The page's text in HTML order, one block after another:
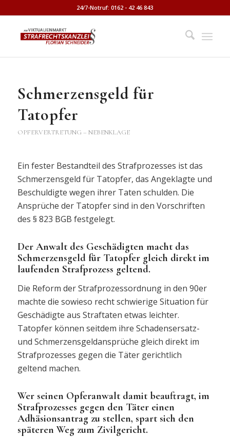
24/7-Notruf: 0162 - 42 46 843
Schmerzensgeld für
Tatopfer
OPFERVERTRETUNG – NEBENKLAGE
Ein fester Bestandteil des Strafprozesses ist das
Schmerzensgeld für Tatopfer, das Angeklagte und
Beschuldigte wegen ihrer Taten schulden. Die
Ansprüche der Tatopfer sind in den Vorschriften
des § 823 BGB festgelegt.
Der Anwalt des Geschädigten macht das
Schmerzensgeld für Tatopfer gleich direkt im
laufenden Strafprozess geltend.
Die Reform der Strafprozessordnung in den 90er
machte die sowieso recht schwierige Situation für
Geschädigte aus Straftaten etwas leichter.
Tatopfer können seitdem ihre Schadensersatz-
und Schmerzensgeldansprüche gleich direkt im
Strafprozesses gegen die Täter gerichtlich
geltend machen.
Wer seinen Opferanwalt damit beauftragt, im
Strafprozesses gegen den Täter einen
Adhäsionsantrag zu stellen, spart sich den
späteren Weg zum Zivilgericht.